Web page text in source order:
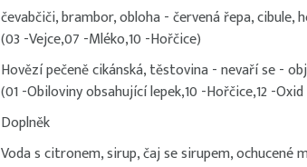
čevabčiči, brambor, obloha - červená řepa, cibule,
(03 -Vejce,07 -Mléko,10 -Hořčice)
Hovězí pečeně cikánská, těstovina - nevaří se -
(01 -Obiloviny obsahující lepek,10 -Hořčice,12 -
Doplněk
Voda s citronem, sirup, čaj se sirupem, ochucené